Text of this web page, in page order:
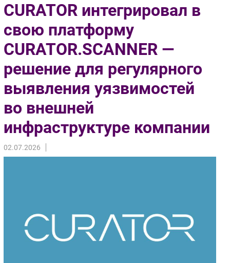
Импорто­замещение
Автоматизация Промышленности
Интернет
Фиксированная связь
Интеграция
Рынок ПК
Торговые сети
Оборудование
Финансы
Web
CURATOR интегрировал в
свою платформу
CURATOR.SCANNER —
решение для регулярного
выявления уязвимостей
во внешней
инфраструктуре компании
02.07.2026